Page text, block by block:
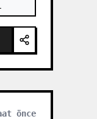
önce